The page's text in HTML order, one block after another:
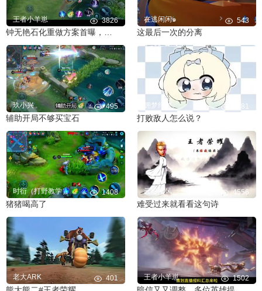
王者小羊崽 3826
钟无艳石化重做方案首曝，另有提及多位英雄
在逃闲闲๑ 543
这最后一次的分离
玖小兴 495
辅助开局不够买宝石
拥梦纤梦 3181
打败敌人怎么说？
时衍（打野教学） 1408
猪猪喝高了
云影清风 4556
难受过来就看看这句诗
老大ARK 401 王者小羊崽 1502